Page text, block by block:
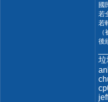
國
若
若
後
垃